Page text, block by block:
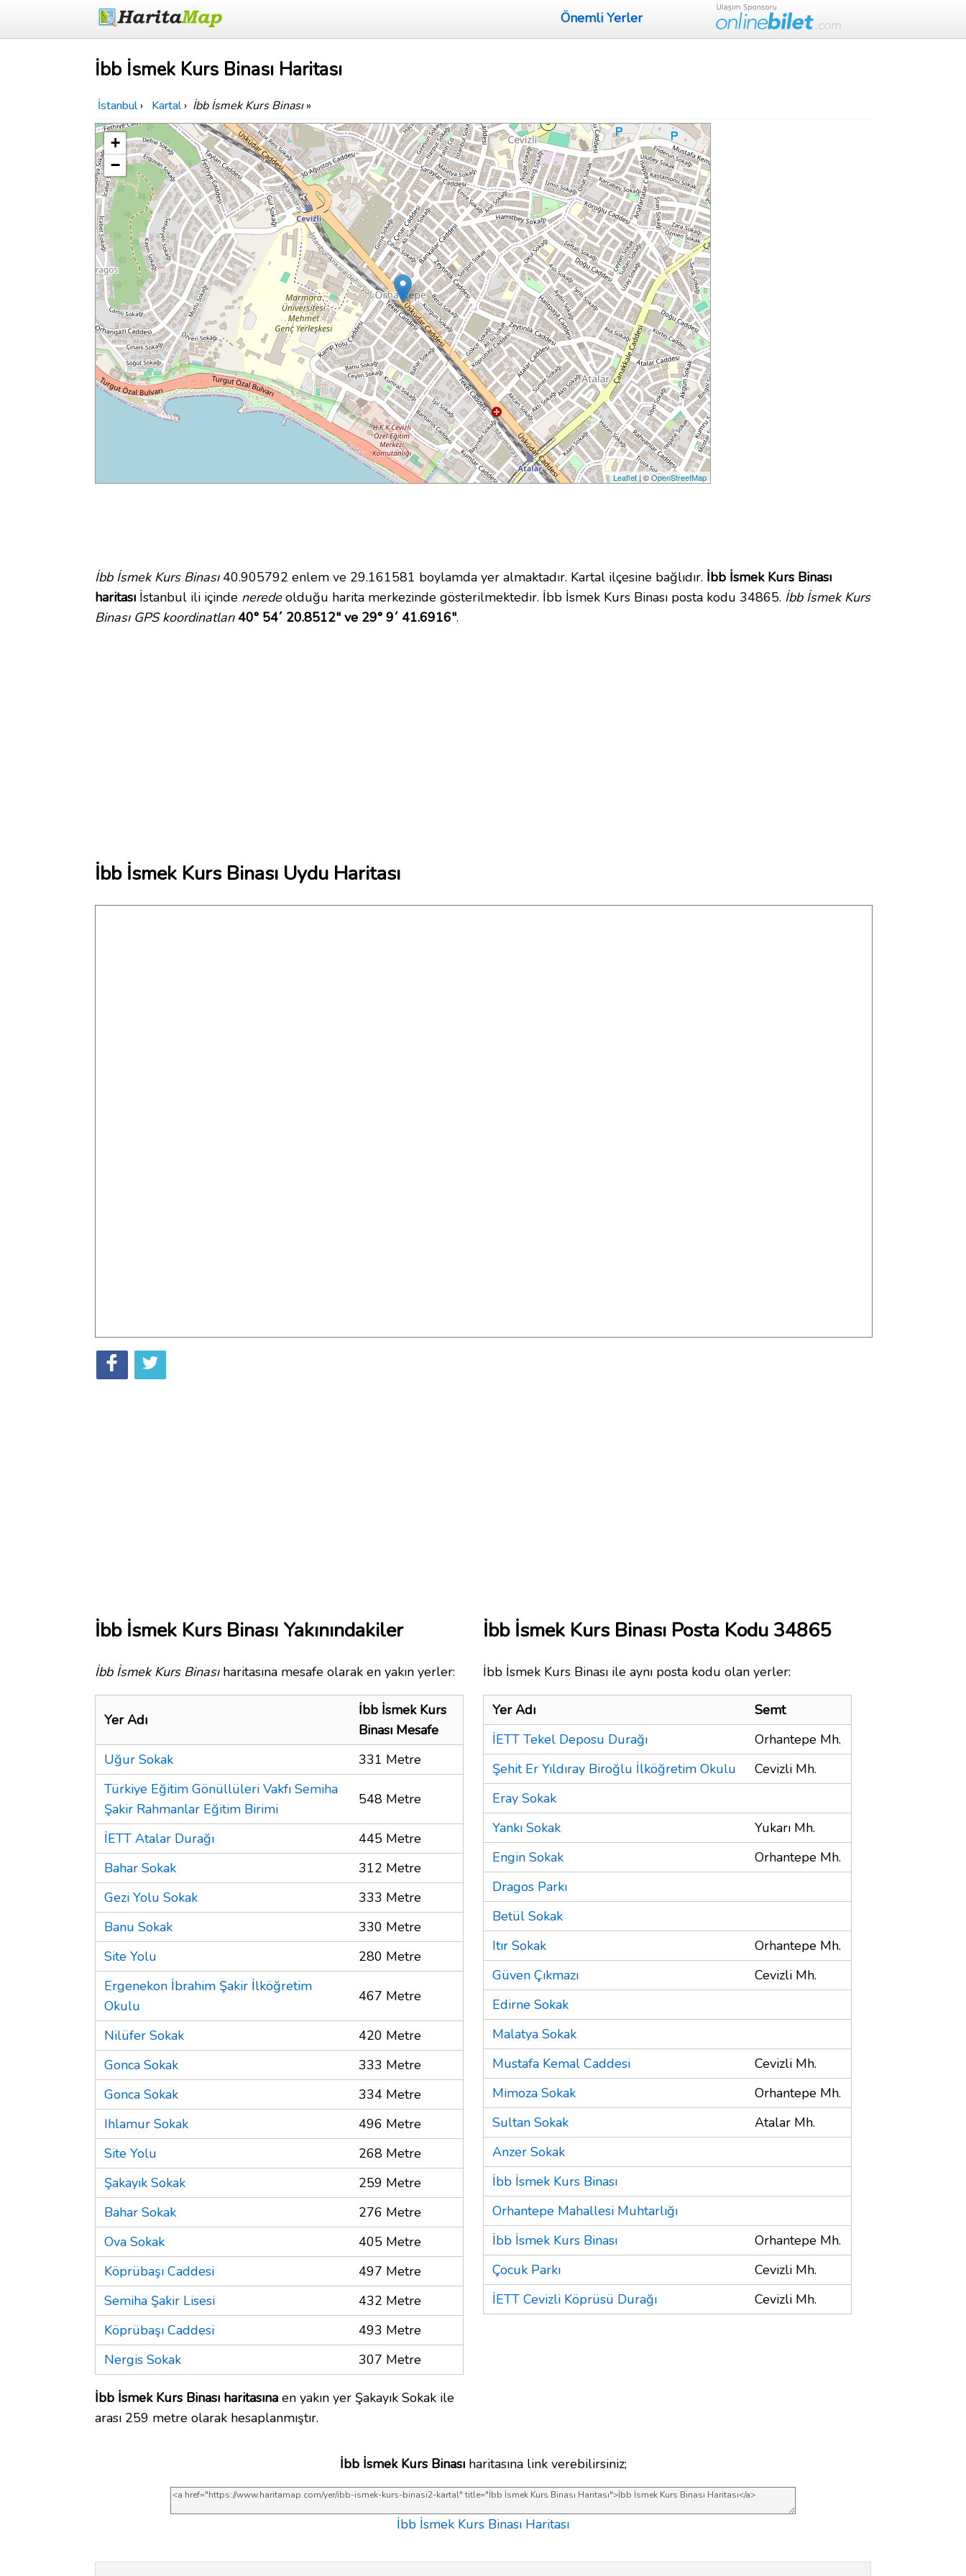
Önemli Yerler
İbb İsmek Kurs Binası Haritası
İstanbul › Kartal › İbb İsmek Kurs Binası»
+
−
Leaflet| ©OpenStreetMap
İbb İsmek Kurs Binası40.905792 enlem ve 29.161581 boylamda yer almaktadır. Kartal ilçesine bağlıdır. İbb İsmek Kurs Binası
haritası İstanbul ili içinde neredeolduğu harita merkezinde gösterilmektedir. İbb İsmek Kurs Binası posta kodu 34865. İbb İsmek Kurs
Binası GPS koordinatları 40° 54´ 20.8512" ve 29° 9´ 41.6916".
İbb İsmek Kurs Binası Uydu Haritası
İbb İsmek Kurs Binası Yakınındakiler
İbb İsmek Kurs Binasıharitasına mesafe olarak en yakın yerler:
Yer Adı
İbb İsmek Kurs
Binası Mesafe
Uğur Sokak
331 Metre
Türkiye Eğitim Gönüllüleri Vakfı Semiha
Şakir Rahmanlar Eğitim Birimi
548 Metre
İETT Atalar Durağı
445 Metre
Bahar Sokak
312 Metre
Gezi Yolu Sokak
333 Metre
Banu Sokak
330 Metre
Site Yolu
280 Metre
Ergenekon İbrahim Şakir İlköğretim
Okulu
467 Metre
Nilüfer Sokak
420 Metre
Gonca Sokak
333 Metre
Gonca Sokak
334 Metre
Ihlamur Sokak
496 Metre
Site Yolu
268 Metre
Şakayık Sokak
259 Metre
Bahar Sokak
276 Metre
Ova Sokak
405 Metre
Köprübaşı Caddesi
497 Metre
Semiha Şakir Lisesi
432 Metre
Köprübaşı Caddesi
493 Metre
Nergis Sokak
307 Metre
İbb İsmek Kurs Binası haritasına en yakın yer Şakayık Sokak ile
arası 259 metre olarak hesaplanmıştır.
İbb İsmek Kurs Binası Posta Kodu 34865
İbb İsmek Kurs Binası ile aynı posta kodu olan yerler:
Yer Adı
Semt
İETT Tekel Deposu Durağı
Orhantepe Mh.
Şehit Er Yıldıray Biroğlu İlköğretim Okulu
Cevizli Mh.
Eray Sokak
Yankı Sokak
Yukarı Mh.
Engin Sokak
Orhantepe Mh.
Dragos Parkı
Betül Sokak
Itır Sokak
Orhantepe Mh.
Güven Çıkmazı
Cevizli Mh.
Edirne Sokak
Malatya Sokak
Mustafa Kemal Caddesi
Cevizli Mh.
Mimoza Sokak
Orhantepe Mh.
Sultan Sokak
Atalar Mh.
Anzer Sokak
İbb İsmek Kurs Binası
Orhantepe Mahallesi Muhtarlığı
İbb İsmek Kurs Binası
Orhantepe Mh.
Çocuk Parkı
Cevizli Mh.
İETT Cevizli Köprüsü Durağı
Cevizli Mh.
İbb İsmek Kurs Binasıharitasına link verebilirsiniz;
İbb İsmek Kurs Binası Haritası